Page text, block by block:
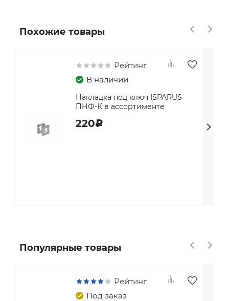
Похожие товары
Рейтинг
В наличии
Накладка под ключ ISPARUS
ПНФ-К в ассортименте
220c
Популярные товары
Рейтинг
Под заказ